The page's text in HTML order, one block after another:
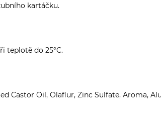
kartáčku.
teplotě do 25°C.
Castor Oil, Olaflur, Zinc Sulfate, Aroma,